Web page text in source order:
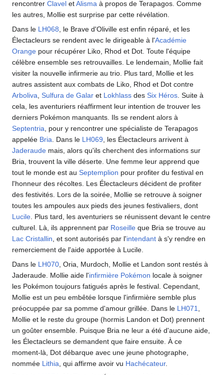
rencontrer Clavel etAlisma à propos de Terapagos. Comme
les autres, Mollie est surprise par cette révélation.
Dans le LH068, le Brave d'Oliville est enfin réparé, et les
Électacleurs se rendent avec le dirigeable à l'Académie
Orange pour récupérer Liko, Rhod et Dot. Toute l'équipe
célèbre ensemble ses retrouvailles. Le lendemain, Mollie fait
visiter la nouvelle infirmerie au trio. Plus tard, Mollie et les
autres assistent aux combats de Liko, Rhod et Dot contre
Arboliva, Sulfura de Galar et Lokhlass des Six Héros. Suite à
cela, les aventuriers réaffirment leur intention de trouver les
derniers Pokémon manquants. Ils se rendent alors à
Septentria, pour y rencontrer une spécialiste de Terapagos
appelée Bria. Dans le LH069, les Électacleurs arrivent à
Jaderaude mais, alors qu'ils cherchent des informations sur
Bria, trouvent la ville déserte. Une femme leur apprend que
tout le monde est au Septemplion pour profiter du festival en
l'honneur des récoltes. Les Électacleurs décident de profiter
des festivités. Lors de la soirée, Mollie se retrouve à soigner
toutes les ampoules aux pieds des jeunes festivaliers, dont
Lucile. Plus tard, les aventuriers se réunissent devant le centre
culturel. Là, ils apprennent par Roseille que Bria se trouve au
Lac Cristallin, et sont autorisés par l'intendant à s'y rendre en
remerciement de l'aide apportée à Lucile.
Dans le LH070, Oria, Murdoch, Mollie et Landon sont restés à
Jaderaude. Mollie aide l'infirmière Pokémon locale à soigner
les Pokémon toujours fatigués après le festival. Cependant,
Mollie est un peu embêtée lorsque l'infirmière semble plus
préocuppée par sa pomme d'amour grillée. Dans le LH071,
Mollie et le reste du groupe (hormis Landon et Dot) prennent
un goûter ensemble. Puisque Bria ne leur a été d'aucune aide,
les Électacleurs se demandent que faire ensuite. À ce
moment-là, Dot débarque avec une jeune photographe,
nommée Lithia, qui affirme avoir vu Hachécateur.